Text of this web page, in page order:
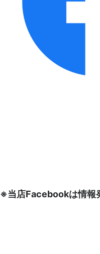
※当店Facebookは情報